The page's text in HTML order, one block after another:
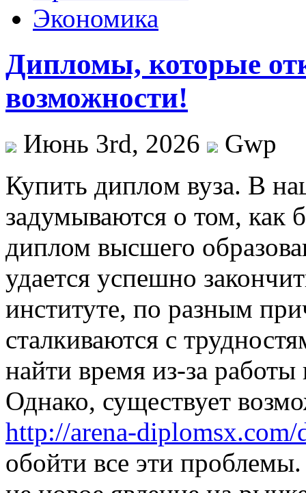
Экономика
Дипломы, которые
возможности!
Июнь 3rd, 2026
Gwp
Купить диплoм вузa. В
задумываются о том, как
диплом высшего
удается успешно
институте, по разным
сталкиваются с
найти время из-за
Однако, существует
http://arena-
обойти все эти